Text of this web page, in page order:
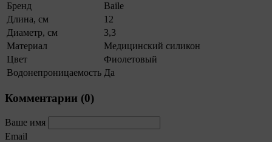
Бренд
Baile
Длина, см
12
Диаметр, см
3,3
Материал
Медицинский силикон
Цвет
Фиолетовый
Водонепроницаемость Да
Комментарии (0)
Ваше имя
Email
полноценного использования его функционала
пользователем, не могут быть отключены в
системах. Вместе с тем, пользователь может
настроить браузер, чтобы он блокировал такие
файлы сookie или уведомлял пользователя об их
использовании — но в таком случае некоторые
разделы сайта могут не работать).
9.2. Функциональные файлы cookie, например,
определяющие имя пользователя. Данные файлы
cookie используются для обеспечения работы
некоторых дополнительных функций сайтов,